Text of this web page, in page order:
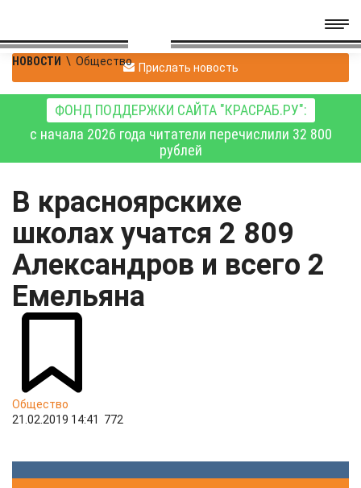
НОВОСТИ \ Общество Прислать новость
ФОНД ПОДДЕРЖКИ САЙТА "КРАСРАБ.РУ":
с начала 2026 года читатели перечислили 32 800
рублей
В красноярскихе
школах учатся 2 809
Александров и всего 2
Емельяна
Общество
21.02.2019 14:41
772